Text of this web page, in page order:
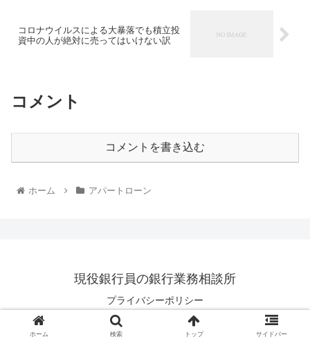
コロナウイルスによる大暴落でも積立投
資中の人が絶対に売ってはいけない訳
コメント
コメントを書き込む
ホーム アパートローン
現役銀行員の銀行業務相談所
プライバシーポリシー
© 2020 現役銀行員の銀行業務相談所.
ホーム 検索 トップ サイドバー